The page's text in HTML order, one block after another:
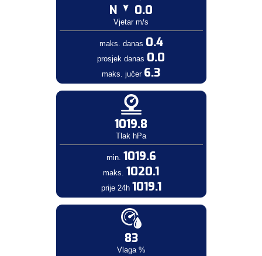
N 0.0
Vjetar m/s
maks. danas 0.4
prosjek danas 0.0
maks. jučer 6.3
1019.8
Tlak hPa
min. 1019.6
maks. 1020.1
prije 24h 1019.1
83
Vlaga %